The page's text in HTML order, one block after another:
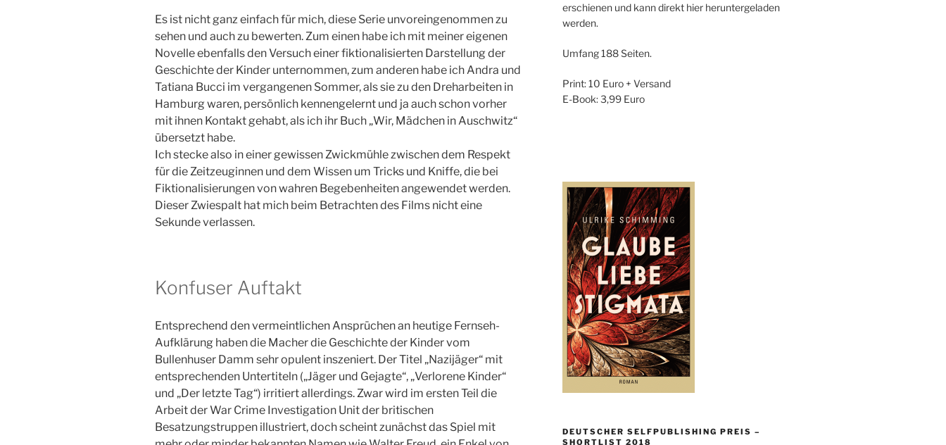
Es ist nicht ganz einfach für mich, diese Serie unvoreingenommen zu
sehen und auch zu bewerten. Zum einen habe ich mit meiner eigenen
Novelle ebenfalls den Versuch einer fiktionalisierten Darstellung der
Geschichte der Kinder unternommen, zum anderen habe ich Andra und
Tatiana Bucci im vergangenen Sommer, als sie zu den Dreharbeiten in
Hamburg waren, persönlich kennengelernt und ja auch schon vorher
mit ihnen Kontakt gehabt, als ich ihr Buch „Wir, Mädchen in Auschwitz“
übersetzt habe.
Ich stecke also in einer gewissen Zwickmühle zwischen dem Respekt
für die Zeitzeuginnen und dem Wissen um Tricks und Kniffe, die bei
Fiktionalisierungen von wahren Begebenheiten angewendet werden.
Dieser Zwiespalt hat mich beim Betrachten des Films nicht eine
Sekunde verlassen.
Konfuser Auftakt
Entsprechend den vermeintlichen Ansprüchen an heutige Fernseh-
Aufklärung haben die Macher die Geschichte der Kinder vom
Bullenhuser Damm sehr opulent inszeniert. Der Titel „Nazijäger“ mit
entsprechenden Untertiteln („Jäger und Gejagte“, „Verlorene Kinder“
und „Der letzte Tag“) irritiert allerdings. Zwar wird im ersten Teil die
Arbeit der War Crime Investigation Unit der britischen
Besatzungstruppen illustriert, doch scheint zunächst das Spiel mit
erschienen und kann direkt hier heruntergeladen
werden.
Umfang 188 Seiten.
Print: 10 Euro + Versand
E-Book: 3,99 Euro
DEUTSCHER SELFPUBLISHING PREIS –
SHORTLIST 2018